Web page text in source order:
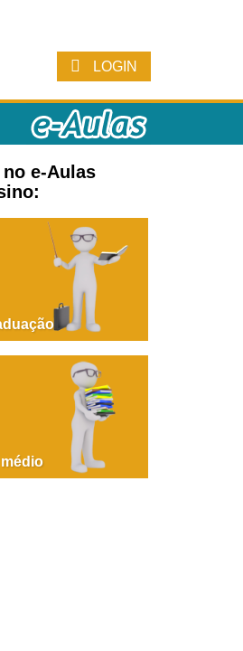
LOGIN
BACCIN
1 – parte 1
e-Aulas